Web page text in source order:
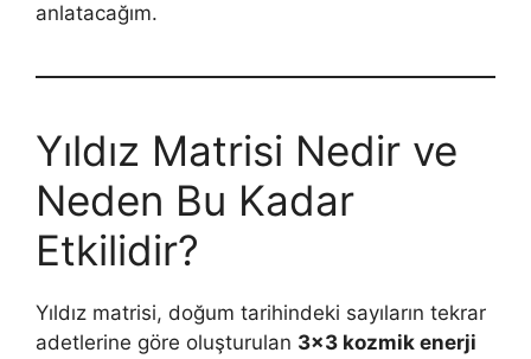
anlatacağım.
Yıldız Matrisi Nedir ve
Neden Bu Kadar
Etkilidir?
Yıldız matrisi, doğum tarihindeki sayıların tekrar
adetlerine göre oluşturulan 3×3 kozmik enerji